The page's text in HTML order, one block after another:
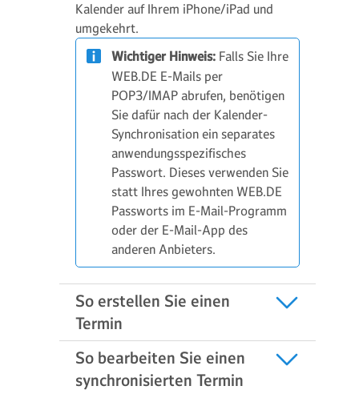
Kalender auf Ihrem iPhone/iPad und
umgekehrt.
Wichtiger Hinweis: Falls Sie Ihre
WEB.DE E-Mails per
POP3/IMAP abrufen, benötigen
Sie dafür nach der Kalender-
Synchronisation ein separates
anwendungsspezifisches
Passwort. Dieses verwenden Sie
statt Ihres gewohnten WEB.DE
Passworts im E-Mail-Programm
oder der E-Mail-App des
anderen Anbieters.
So erstellen Sie einen
Termin
So bearbeiten Sie einen
synchronisierten Termin